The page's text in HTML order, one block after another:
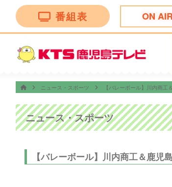
番組表 ON
ピング 4:55 ビタブリッドジャパンテレビシ
ニュース・スポーツ 【バレーボール】川内商
ニュース・スポーツ
【バレーボール】川内商工＆鹿